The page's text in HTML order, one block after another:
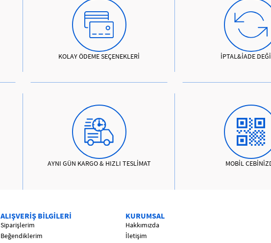
KOLAY ÖDEME SEÇENEKLERİ İPTAL&İADE
AYNI GÜN KARGO & HIZLI TESLİMAT MOBİL
ALIŞVERİŞ BİLGİLERİ
Siparişlerim
Beğendiklerim
KURUMSAL
Hakkımızda
İletişim